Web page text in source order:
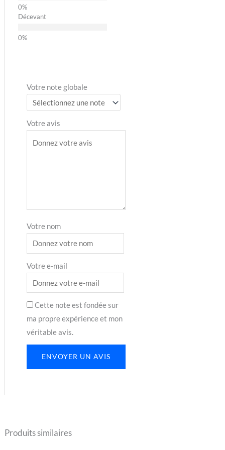
Décevant
Votre note globale
Votre avis
Votre nom
Votre e-mail
Cette note est fondée sur
ma propre expérience et mon
véritable avis.
ENVOYER UN AVIS
Produits similaires